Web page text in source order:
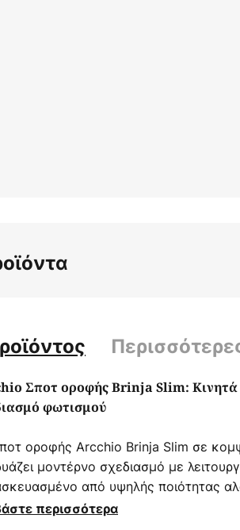
Σποτ οροφής Brinja Slim: Κινητά
φωτισμού
οροφής Arcchio Brinja Slim σε
μοντέρνο σχεδιασμό με
από υψηλής ποιότητας
το σποτ τριών φλογών
περισσότερα